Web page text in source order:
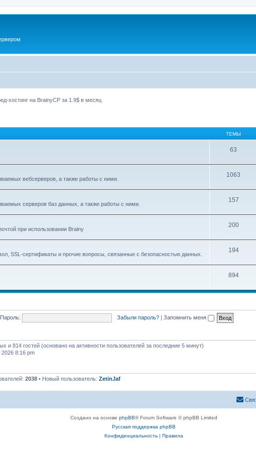
хостинг на BrainyCP за 1.9$ в месяц
ТЕМЫ
63
вебсерверов, а также работы с ними.
1063
серверов баз данных, а также работы с ними.
157
при использовании Brainy
200
SSL-сертификаты и прочие вопросы, связанные с безопасностью данных.
194
894
Пароль: Забыли пароль? | Запомнить меня
и 814 гостей (основано на активности пользователей за последние 5 минут)
8:16 pm
2038 • Новый пользователь: ZetinJaf
Создано на основе phpBB® Forum Software © phpBB Limited
Русская поддержка phpBB
Конфиденциальность| Правила